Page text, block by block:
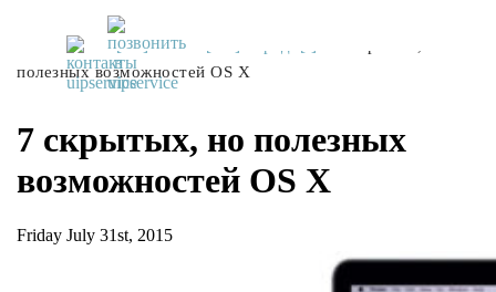
UiPservice »[:ru]Советы[:ua]Поради[:]
полезных возможностей OS X
7 скрытых, но полезных
возможностей OS X
Friday July 31st, 2015